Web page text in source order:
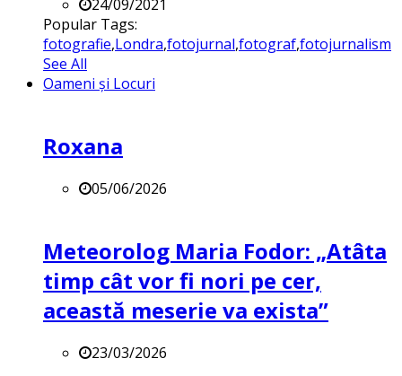
24/09/2021
Popular Tags:
fotografie,Londra,fotojurnal,fotograf,fotojurnalism
See All
Oameni și Locuri
Roxana
05/06/2026
Meteorolog Maria Fodor: „Atâta
timp cât vor fi nori pe cer,
această meserie va exista”
23/03/2026